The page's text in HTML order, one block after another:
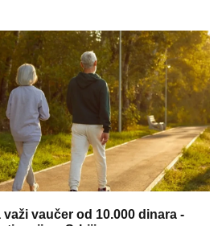
vaučer od 10.000 dinara -